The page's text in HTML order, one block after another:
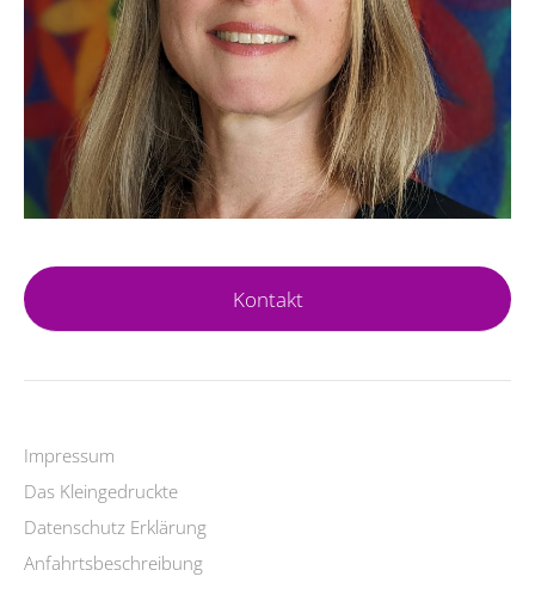
Kontakt
Impressum
Das Kleingedruckte
Datenschutz Erklärung
Anfahrtsbeschreibung